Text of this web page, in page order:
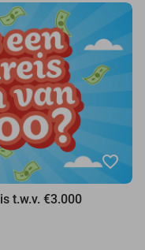
favorite_border
t.w.v. €3.000